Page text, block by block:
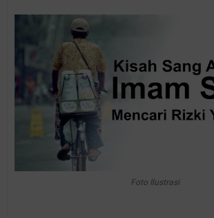
Foto Ilustrasi